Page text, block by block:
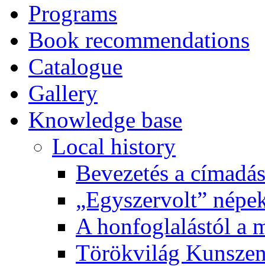
Programs
Book recommendations
Catalogue
Gallery
Knowledge base
Local history
Bevezetés a
„Egyszervolt”
A honfoglalástól a
Törökvilág